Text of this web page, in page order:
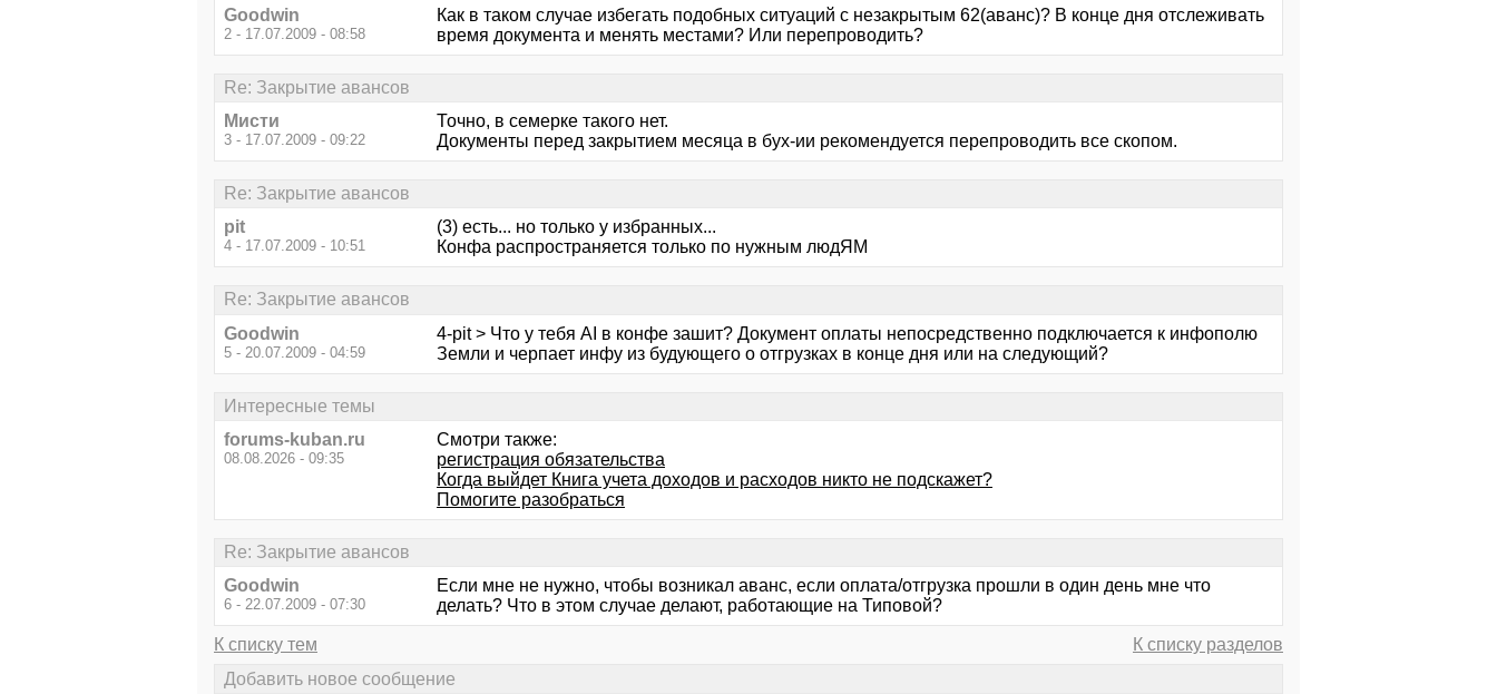
Goodwin
2 - 17.07.2009 - 08:58
Как в таком случае избегать подобных ситуаций с незакрытым 62(аванс)? В конце дня отслеживать
время документа и менять местами? Или перепроводить?
Re: Закрытие авансов
Мисти
3 - 17.07.2009 - 09:22
Точно, в семерке такого нет.
Документы перед закрытием месяца в бух-ии рекомендуется перепроводить все скопом.
Re: Закрытие авансов
pit
4 - 17.07.2009 - 10:51
(3) есть... но только у избранных...
Конфа распространяется только по нужным людЯМ
Re: Закрытие авансов
Goodwin
5 - 20.07.2009 - 04:59
4-pit > Что у тебя AI в конфе зашит? Документ оплаты непосредственно подключается к инфополю
Земли и черпает инфу из будующего о отгрузках в конце дня или на следующий?
Интересные темы
forums-kuban.ru
08.08.2026 - 09:35
Смотри также:
регистрация обязательства
Когда выйдет Книга учета доходов и расходов никто не подскажет?
Помогите разобраться
Re: Закрытие авансов
Goodwin
6 - 22.07.2009 - 07:30
Если мне не нужно, чтобы возникал аванс, если оплата/отгрузка прошли в один день мне что
делать? Что в этом случае делают, работающие на Типовой?
К списку тем
К списку разделов
Добавить новое сообщение